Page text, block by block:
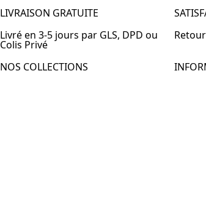
LIVRAISON GRATUITE
Livré en 3-5 jours par GLS, DPD ou
Colis Privé
NOS COLLECTIONS